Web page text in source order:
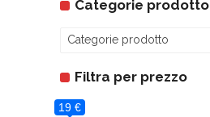
Categorie prodotto
Categorie prodotto
Filtra per prezzo
19 €